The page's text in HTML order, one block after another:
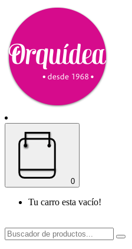
0
Tu carro esta vacío!